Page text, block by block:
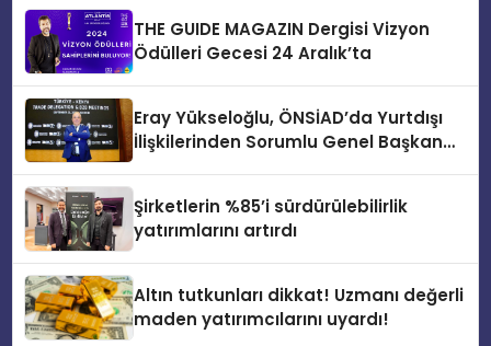
THE GUIDE MAGAZIN Dergisi Vizyon
Ödülleri Gecesi 24 Aralık’ta
Eray Yükseloğlu, ÖNSİAD’da Yurtdışı
İlişkilerinden Sorumlu Genel Başkan
Şirketlerin %85’i sürdürülebilirlik
yatırımlarını artırdı
Altın tutkunları dikkat! Uzmanı değerli
maden yatırımcılarını uyardı!